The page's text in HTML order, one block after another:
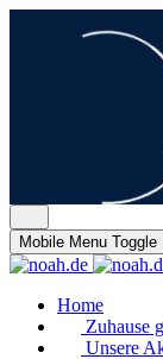
Mobile Menu Toggle
Home
Zuhause
Unsere